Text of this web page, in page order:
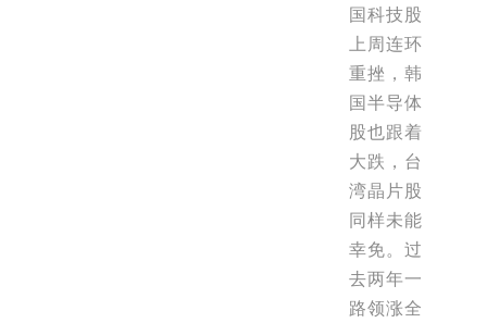
国科技股
上周连环
重挫，韩
国半导体
股也跟着
大跌，台
湾晶片股
同样未能
幸免。过
去两年一
路领涨全